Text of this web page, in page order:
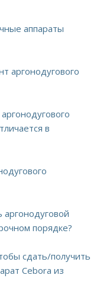
аппараты
аргонодугового
в
порядке?
сдать/получить
Cebora из